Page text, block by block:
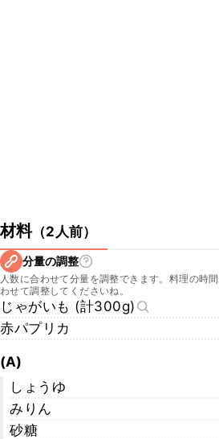
材料（2人前）
分量の調整
人数に合わせて分量を調整できます。料理の時
わせて調整してくださいね。
じゃがいも (計300g)
赤パプリカ
(A)
しょうゆ
みりん
砂糖